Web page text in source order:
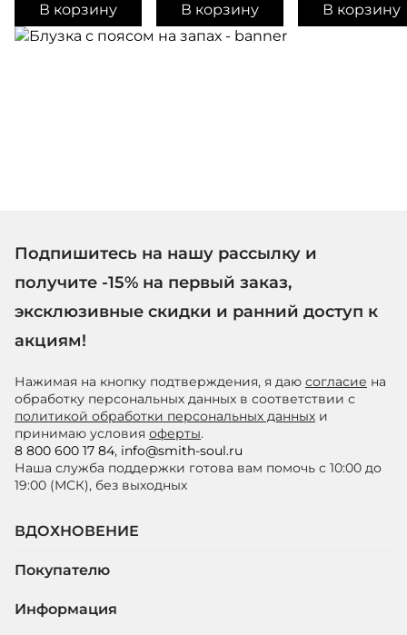
В корзину В корзину В корзину
Подпишитесь на нашу рассылку и
получите -15% на первый заказ,
эксклюзивные скидки и ранний доступ к
акциям!
Нажимая на кнопку подтверждения, я даю согласие на
обработку персональных данных в соответствии с
политикой обработки персональных данных и
принимаю условия оферты.
8 800 600 17 84, info@smith-soul.ru
Наша служба поддержки готова вам помочь с 10:00 до
19:00 (МСК), без выходных
ВДОХНОВЕНИЕ
Покупателю
Информация